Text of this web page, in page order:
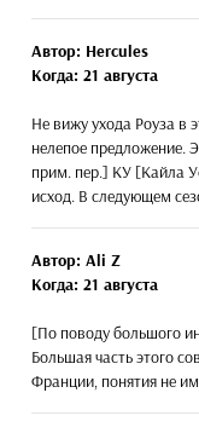
Автор: Hercules
Когда: 21 августа
Не вижу ухода Роуза в
нелепое предложение.
прим. пер.] КУ [Кайла
исход. В следующем
Автор: Ali Z
Когда: 21 августа
[По поводу большого
Большая часть этого
Франции, понятия не